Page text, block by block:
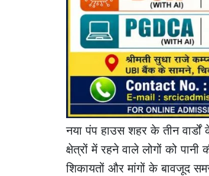
नया पंप हाउस शहर के तीन
क्षेत्रों में रहने वाले लोगों को
शिकायतों और मांगों के बावजूद